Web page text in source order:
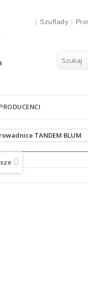
| Szuflady |
TANDEM BLUM